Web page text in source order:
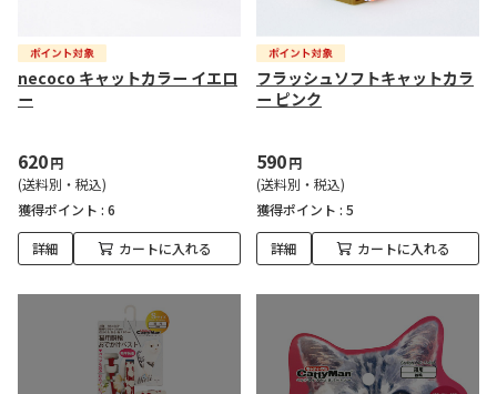
necoco キャットカラー イエロ
ー
620円
(送料別・税込)
獲得ポイント : 6
詳細 カートに入れる
フラッシュソフトキャットカラ
ー ピンク
590円
(送料別・税込)
獲得ポイント : 5
詳細 カートに入れる